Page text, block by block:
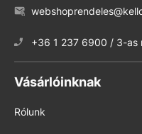
+36 1 237 6900 / 3-as
Vásárlóinknak
Rólunk